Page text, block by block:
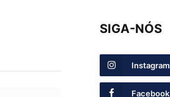
SIGA-NÓS
Instagram
Facebook